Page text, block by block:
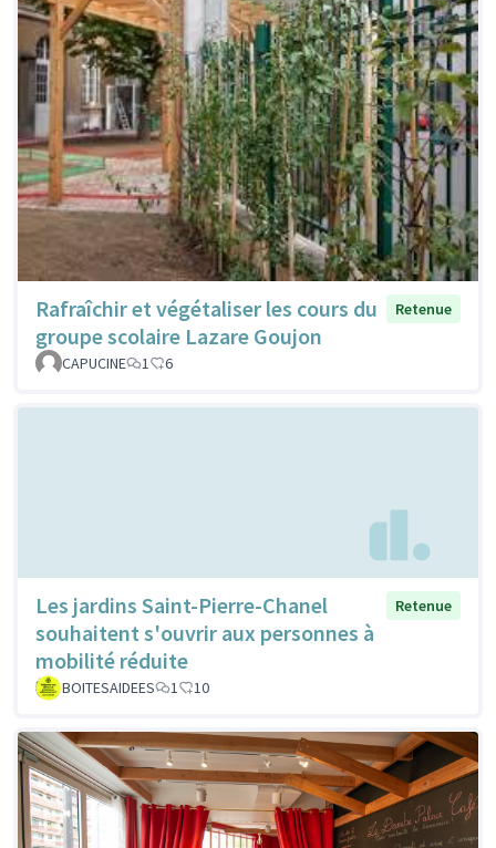
Rafraîchir et végétaliser les cours du
groupe scolaire Lazare Goujon
Retenue
CAPUCINE 1 6
Les jardins Saint-Pierre-Chanel
souhaitent s'ouvrir aux personnes à
mobilité réduite
Retenue
BOITESAIDEES 1 10